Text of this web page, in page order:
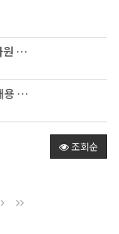
원 …
용 …
조회순